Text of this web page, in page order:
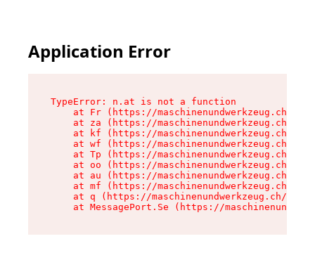
Application Error
TypeError: n.at is not a function
at Fr (https://maschinenundwerkzeug.ch/
at za (https://maschinenundwerkzeug.ch/
at kf (https://maschinenundwerkzeug.ch/
at wf (https://maschinenundwerkzeug.ch/
at Tp (https://maschinenundwerkzeug.ch/
at oo (https://maschinenundwerkzeug.ch/
at au (https://maschinenundwerkzeug.ch/
at mf (https://maschinenundwerkzeug.ch/
at q (https://maschinenundwerkzeug.ch/
at MessagePort.Se (https://